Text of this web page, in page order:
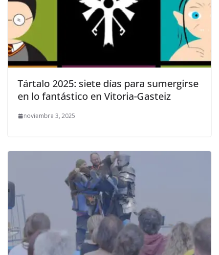
Tártalo 2025: siete días para sumergirse
en lo fantástico en Vitoria-Gasteiz
noviembre 3, 2025